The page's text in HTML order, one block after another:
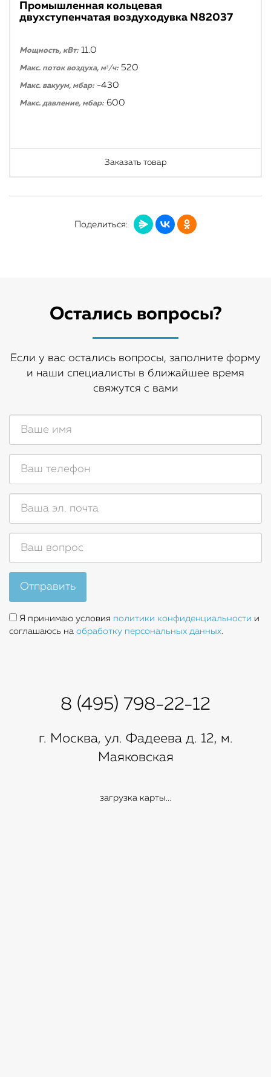
Промышленная кольцевая
двухступенчатая воздуходувка N82037
Мощность, кВт: 11.0
Макс. поток воздуха, м³/ч: 520
Макс. вакуум, мбар: -430
Макс. давление, мбар: 600
Заказать товар
Поделиться:
Остались вопросы?
Если у вас остались вопросы, заполните форму
и наши специалисты в ближайшее время
свяжутся с вами
Отправить
Я принимаю условия политики конфиденциальности и
соглашаюсь на обработку персональных данных.
8 (495) 798-22-12
г. Москва, ул. Фадеева д. 12, м.
Маяковская
загрузка карты...